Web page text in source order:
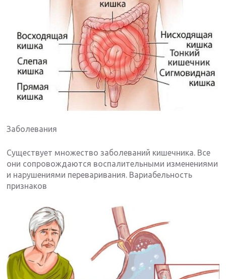
Заболевания
Существует множество заболеваний кишечника. Все
они сопровождаются воспалительными изменениями
и нарушениями переваривания. Вариабельность
признаков